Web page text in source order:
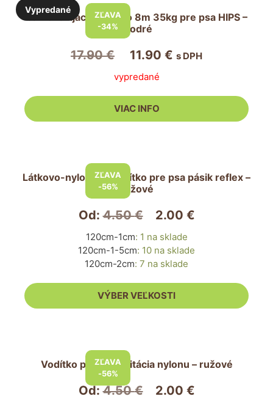
ZĽAVA
-34%
Samonavíjacie vodítko 8m 35kg pre psa HIPS –
modré
17.90€
Pôvodná
cena
17.90 €.
11.90 € Aktuálna
s DPH
vypredané
Vypredané
VIAC INFO
ZĽAVA
-56%
Látkovo-nylonové vodítko pre psa pásik reflex –
ružové
Od:4.50€ 2.00 €
120cm-1cm: 1 na sklade
120cm-1-5cm: 10 na sklade
120cm-2cm: 7 na sklade
VÝBER VEĽKOSTI
má
stránke
ZĽAVA
-56%
Vodítko pre psa imitácia nylonu – ružové
Od:4.50€ 2.00 €